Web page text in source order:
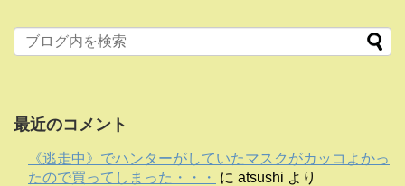
最近のコメント
《逃走中》でハンターがしていたマスクがカッコよかっ
たので買ってしまった・・・
に atsushi より